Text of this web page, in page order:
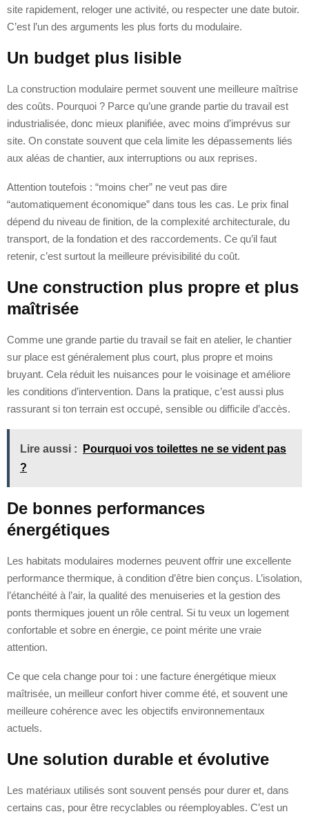
site rapidement, reloger une activité, ou respecter une date butoir.
C’est l’un des arguments les plus forts du modulaire.
Un budget plus lisible
La construction modulaire permet souvent une meilleure maîtrise
des coûts. Pourquoi ? Parce qu’une grande partie du travail est
industrialisée, donc mieux planifiée, avec moins d’imprévus sur
site. On constate souvent que cela limite les dépassements liés
aux aléas de chantier, aux interruptions ou aux reprises.
Attention toutefois : “moins cher” ne veut pas dire
“automatiquement économique” dans tous les cas. Le prix final
dépend du niveau de finition, de la complexité architecturale, du
transport, de la fondation et des raccordements. Ce qu’il faut
retenir, c’est surtout la meilleure prévisibilité du coût.
Une construction plus propre et plus
maîtrisée
Comme une grande partie du travail se fait en atelier, le chantier
sur place est généralement plus court, plus propre et moins
bruyant. Cela réduit les nuisances pour le voisinage et améliore
les conditions d’intervention. Dans la pratique, c’est aussi plus
rassurant si ton terrain est occupé, sensible ou difficile d’accès.
Lire aussi :
Pourquoi vos toilettes ne se vident pas
?
De bonnes performances
énergétiques
Les habitats modulaires modernes peuvent offrir une excellente
performance thermique, à condition d’être bien conçus. L’isolation,
l’étanchéité à l’air, la qualité des menuiseries et la gestion des
ponts thermiques jouent un rôle central. Si tu veux un logement
confortable et sobre en énergie, ce point mérite une vraie
attention.
Ce que cela change pour toi : une facture énergétique mieux
maîtrisée, un meilleur confort hiver comme été, et souvent une
meilleure cohérence avec les objectifs environnementaux
actuels.
Une solution durable et évolutive
Les matériaux utilisés sont souvent pensés pour durer et, dans
certains cas, pour être recyclables ou réemployables. C’est un